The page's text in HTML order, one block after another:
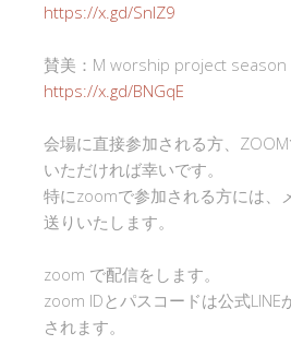
https://x.gd/SnlZ9
賛美：M worship project season
https://x.gd/BNGqE
会場に直接参加される方、
いただければ幸いです。
特にzoomで参加される方には、
送りいたします。
zoom で配信をします。
zoom IDとパスコードは公式LINE
されます。